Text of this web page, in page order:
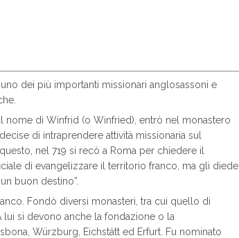
dei più importanti missionari anglosassoni e
nome di Winfrid (o Winfried), entrò nel monastero
di intraprendere attività missionaria sul
nel 719 si recò a Roma per chiedere il
di evangelizzare il territorio franco, ma gli diede
buon destino”.
Fondò diversi monasteri, tra cui quello di
si devono anche la fondazione o la
Würzburg, Eichstätt ed Erfurt. Fu nominato